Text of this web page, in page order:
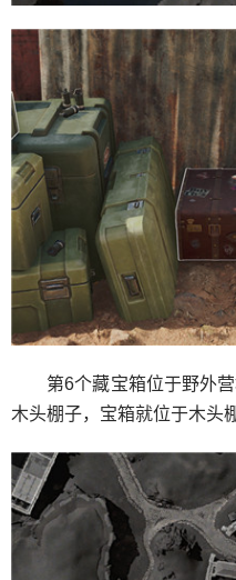
第6个藏宝箱位于野外
木头棚子，宝箱就位于木头